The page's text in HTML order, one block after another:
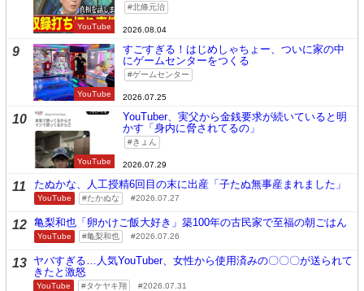
YouTube
北條元治
2026.08.04
9
YouTube
すごすぎる！はじめしゃちょー、ついに家の中
にゲームセンターをつくる
ゲームセンター
2026.07.25
10
YouTube
YouTuber、実父から金銭要求が続いていると明
かす「身内に脅されてるの」
きょん
2026.07.29
11 たぬかな、人工授精6回目の末に出産「子たぬ無事産まれました」
YouTube たかぬな 2026.07.27
12 亀梨和也「卵かけご飯大好き」築100年の古民家で至福の朝ごはん
YouTube 亀梨和也 2026.07.26
13 ヤバすぎる…人気YouTuber、女性から使用済みの〇〇〇が送られて
きたと激怒
YouTube タケヤキ翔 2026.07.31